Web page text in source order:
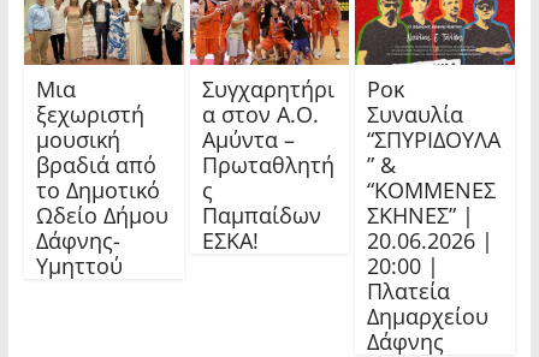
Μια
ξεχωριστή
μουσική
βραδιά από
το Δημοτικό
Ωδείο Δήμου
Δάφνης-
Υμηττού
Συγχαρητήρι
α στον Α.Ο.
Αμύντα –
Πρωταθλητή
ς
Παμπαίδων
ΕΣΚΑ!
Ροκ
Συναυλία
“ΣΠΥΡΙΔΟΥΛΑ
” &
“ΚΟΜΜΕΝΕΣ
ΣΚΗΝΕΣ” |
20.06.2026 |
20:00 |
Πλατεία
Δημαρχείου
Δάφνης